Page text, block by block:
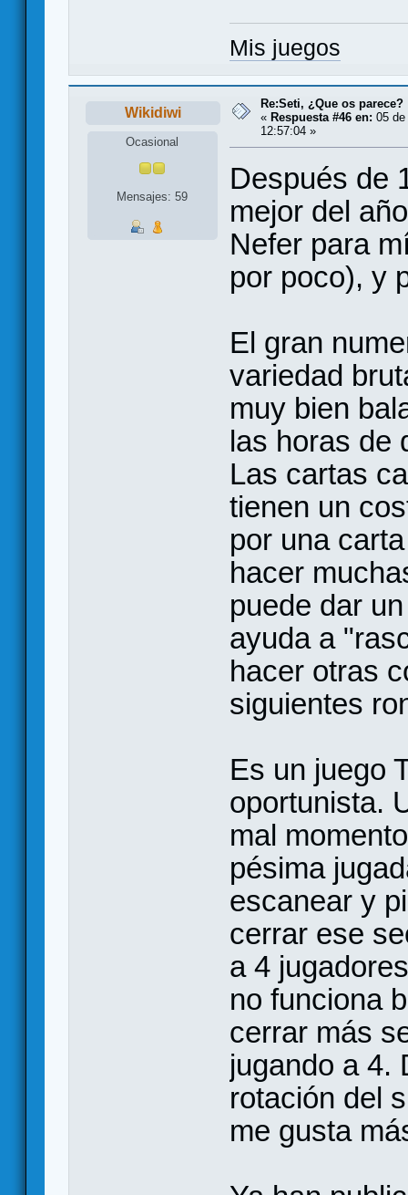
Mis juegos
Wikidiwi
Ocasional
Mensajes: 59
Re:Seti, ¿Que os parece?
« Respuesta #46 en: 05
12:57:04 »
Después de
mejor del
Nefer para
por poco), y
El gran
variedad
muy bien
las horas de
Las cartas
tienen un
por una
hacer
puede dar
ayuda a
hacer otras
siguientes
Es un juego
oportunista.
mal
pésima
escanear y
cerrar ese
a 4
no funciona
cerrar más
jugando a 4.
rotación del
me gusta